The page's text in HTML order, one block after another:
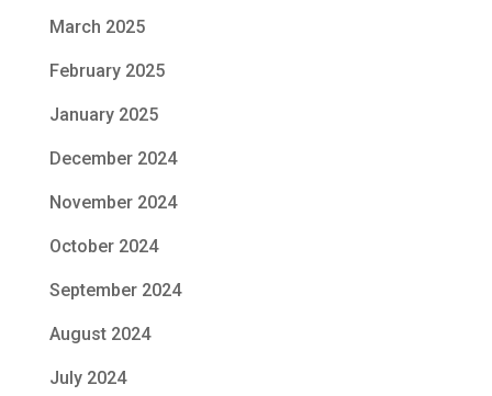
March 2025
February 2025
January 2025
December 2024
November 2024
October 2024
September 2024
August 2024
July 2024